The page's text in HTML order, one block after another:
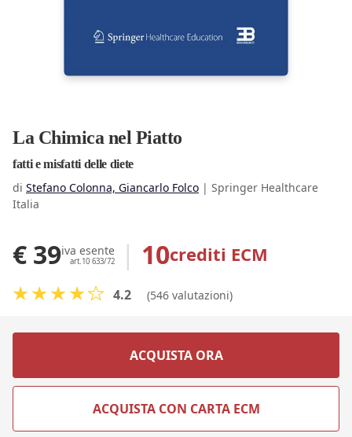
La Chimica nel Piatto
fatti e misfatti delle diete
di Stefano Colonna, Giancarlo Folco | Springer Healthcare
Italia
€ 39iva esente
art.10 633/72 | 10crediti ECM
4.2 (546 valutazioni)
ACQUISTA ORA
ACQUISTA CON CARTA ECM